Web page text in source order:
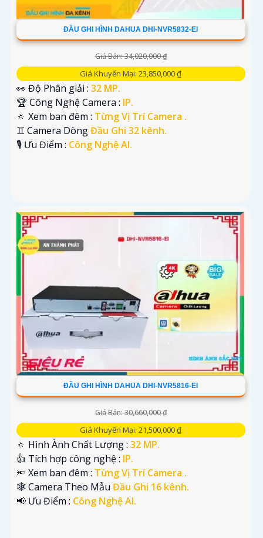
ĐẦU GHI HÌNH DAHUA DHI-NVR5832-EI
Giá Bán: 34,020,000 ₫
Giá Khuyến Mại: 23,850,000 ₫
👀 Độ Phân giải : 32 MP.
🏆 Công Nghệ Camera : IP.
🔅 Xem ban đêm : Từng Vị Trí Camera .
♊ Camera DòngĐầu Ghi 32 kênh.
️🎙 Ưu Điểm : Công Nghệ AI.
ĐẦU GHI HÌNH DAHUA DHI-NVR5816-EI
Giá Bán: 30,660,000 ₫
Giá Khuyến Mại: 21,500,000 ₫
🔅 Hình Ành Chất Lượng : 32 MP.
👍 Tích hợp công nghệ : IP.
🔦 Xem ban đêm : Từng Vị Trí Camera .
🕸️ Camera Theo Mẫu Đầu Ghi 16 kênh.
️📢 Ưu Điểm : Công Nghệ AI.